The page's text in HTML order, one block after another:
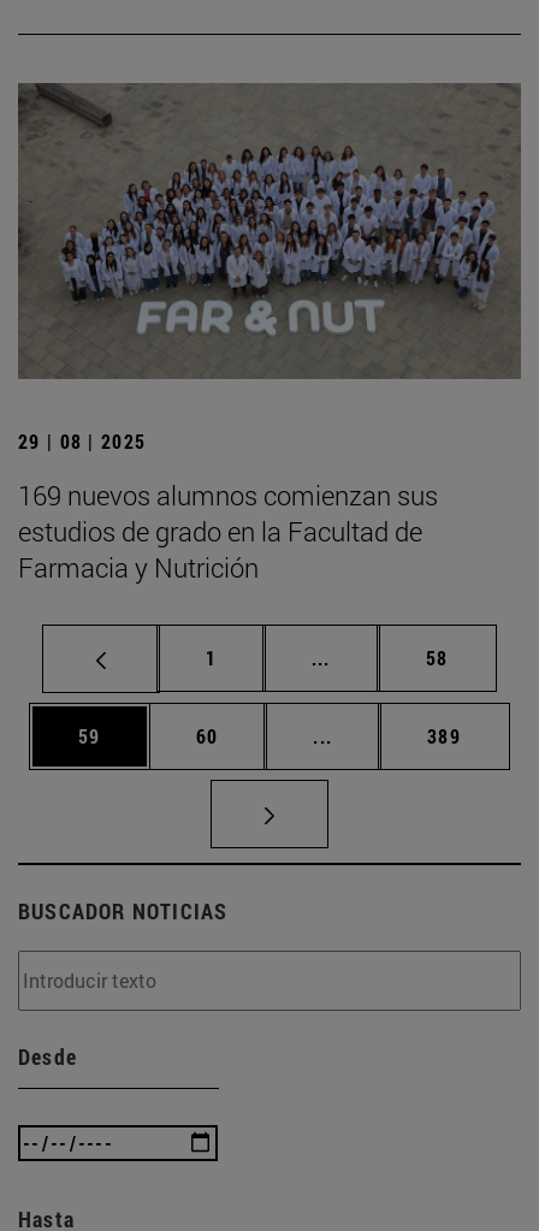
29 | 08 | 2025
169 nuevos alumnos comienzan sus
estudios de grado en la Facultad de
Farmacia y Nutrición
Página
1 ... Páginas intermedias
Página
58
Página
59 Página
60 ... Páginas intermedias
Página
389
BUSCADOR NOTICIAS
Desde
Hasta